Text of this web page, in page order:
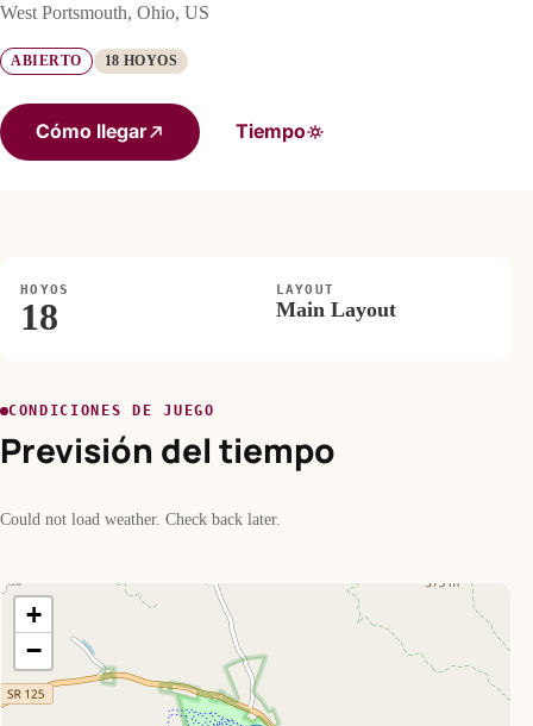
West Portsmouth, Ohio, US
ABIERTO 18 HOYOS
Cómo llegar Tiempo
HOYOS
18
LAYOUT
Main Layout
CONDICIONES DE JUEGO
Previsión del tiempo
Could not load weather. Check back later.
+
−